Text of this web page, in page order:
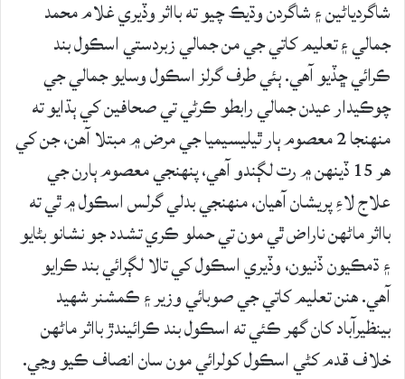
شاگردياڻين ۽ شاگردن وڌيڪ چيو ته بااثر وڏيري غلام محمد
جمالي ۽ تعليم کاتي جي من جمالي زبردستي اسڪول بند
ڪرائي ڇڏيو آھي. ٻئي طرف گرلز اسڪول وسايو جمالي جي
چوڪيدار عيدن جمالي رابطو ڪرڻي تي صحافين کي ٻڌايو ته
منھنجا 2 معصوم ٻار ٿيليسيميا جي مرض ۾ مبتلا آھن، جن کي
ھر 15 ڏينھن ۾ رت لڳندو آھي، پنھنجي معصوم ٻارن جي
علاج لاءِ پريشان آھيان، منهنجي بدلي گرلس اسڪول ۾ ٿي ته
بااثر ماڻھن ناراض ٿي مون تي حملو ڪري تشدد جو نشانو بڻايو
۽ ڌمڪيون ڏنيون، وڏيري اسڪول کي تالا لڳرائي بند ڪرايو
آھي. ھنن تعليم کاتي جي صوبائي وزير ۽ ڪمشنر شھيد
بينظيرآباد کان گھر ڪئي ته اسڪول بند ڪرائيندڙ بااثر ماڻھن
خلاف قدم کڻي اسڪول کولرائي مون سان انصاف ڪيو وڃي.